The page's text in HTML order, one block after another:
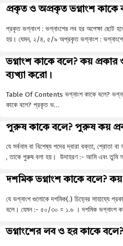
প্রকৃত ও অপ্রকৃত ভগ্নাংশ কাকে
প্রকৃত ভগ্নাংশ : ভগ্নাংশের লব হর অপেক্ষা ছােট
হয়। যেমন, ২/৪, ৫/৯ অপ্রকৃত ভগ্নাংশ :
ভগ্নাংশ কাকে বলে? কয়
ব্যখ্যা করো।
Table Of Contents ভগ্নাংশ কাকে বলে?
কাকে বলে? প্রকৃত ভ…
পুরুষ কাকে বলে? পুরুষ কয়
যে সর্বনাম বা বিশেষ্য পদের দ্বারা বক্তা, শ্রোতা
, তাকে পুরুষ বলা হয়। উদাহরণ :- আমি এবং তুমি
দশমিক ভগ্নাংশ কাকে বলে?
যে ভগ্নাংশ গুলোকে দশমিক(.) চিহ্নের সাহায্যে
বলে। যেমন :- ৫০/৩০ = ১.৬ । দশমিক ভগ্নাংশ
ভগ্নাংশের লব ও হর কাকে বলে?